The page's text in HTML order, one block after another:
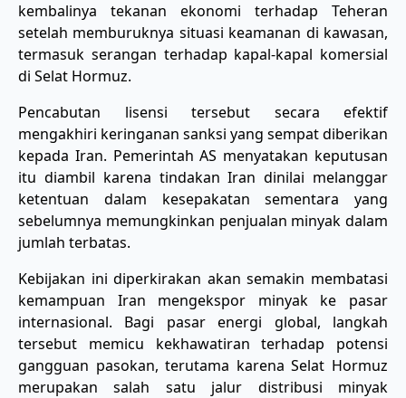
kembalinya tekanan ekonomi terhadap Teheran
setelah memburuknya situasi keamanan di kawasan,
termasuk serangan terhadap kapal-kapal komersial
di Selat Hormuz.
Pencabutan lisensi tersebut secara efektif
mengakhiri keringanan sanksi yang sempat diberikan
kepada Iran. Pemerintah AS menyatakan keputusan
itu diambil karena tindakan Iran dinilai melanggar
ketentuan dalam kesepakatan sementara yang
sebelumnya memungkinkan penjualan minyak dalam
jumlah terbatas.
Kebijakan ini diperkirakan akan semakin membatasi
kemampuan Iran mengekspor minyak ke pasar
internasional. Bagi pasar energi global, langkah
tersebut memicu kekhawatiran terhadap potensi
gangguan pasokan, terutama karena Selat Hormuz
merupakan salah satu jalur distribusi minyak